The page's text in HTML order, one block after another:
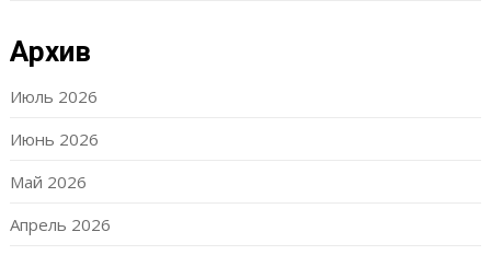
Архив
Июль 2026
Июнь 2026
Май 2026
Апрель 2026